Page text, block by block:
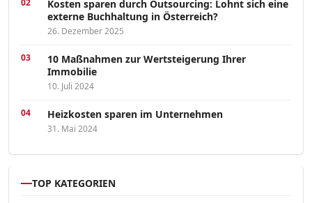
Kosten sparen durch Outsourcing: Lohnt sich eine
externe Buchhaltung in Österreich?
26. Dezember 2025
10 Maßnahmen zur Wertsteigerung Ihrer
Immobilie
10. Juli 2024
Heizkosten sparen im Unternehmen
31. Mai 2024
TOP KATEGORIEN